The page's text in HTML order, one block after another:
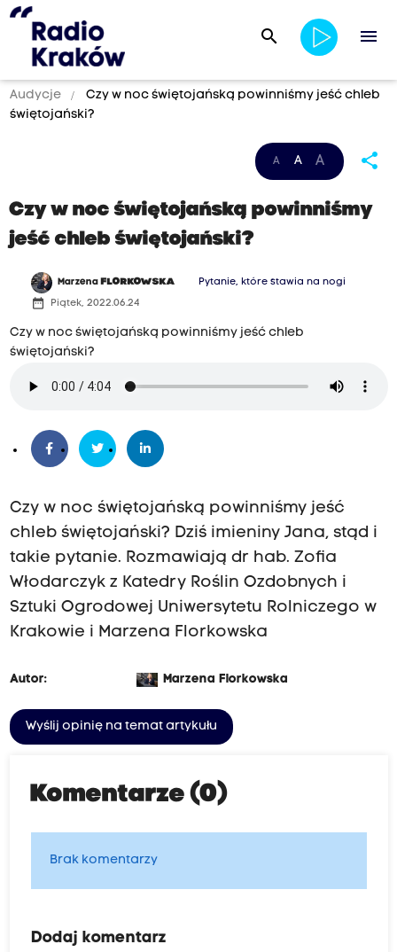
search menu
Audycje
Czy w noc świętojańską powinniśmy jeść chleb
świętojański?
A A A share
Czy w noc świętojańską powinniśmy
jeść chleb świętojański?
Marzena FLORKOWSKA Pytanie, które stawia na nogi
date_range Piątek, 2022.06.24
Czy w noc świętojańską powinniśmy jeść chleb
świętojański?
Czy w noc świętojańską powinniśmy jeść
chleb świętojański? Dziś imieniny Jana, stąd i
takie pytanie. Rozmawiają dr hab. Zofia
Włodarczyk z Katedry Roślin Ozdobnych i
Sztuki Ogrodowej Uniwersytetu Rolniczego w
Krakowie i Marzena Florkowska
Autor: Marzena Florkowska
Wyślij opinię na temat artykułu
Komentarze (0)
Brak komentarzy
Dodaj komentarz